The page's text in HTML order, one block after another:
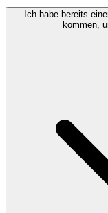
Ich habe bereits
kommen,